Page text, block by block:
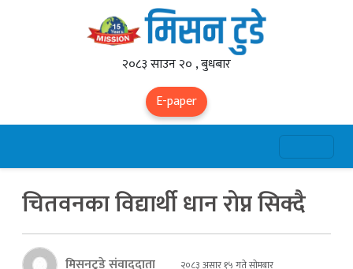
२०८३ साउन २० , बुधबार
E-paper
चितवनका विद्यार्थी धान रोप्न सिक्दै
मिसनटुडे संवाददाता २०८३ असार १५ गते सोमबार